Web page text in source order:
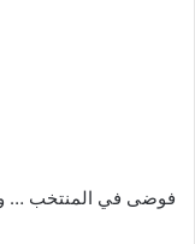
فوضى في المنتخب … و